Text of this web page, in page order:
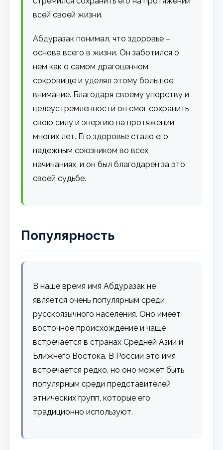
всей своей жизни.
Абдуразак понимал, что здоровье –
основа всего в жизни. Он заботился о
нем как о самом драгоценном
сокровище и уделял этому большое
внимание. Благодаря своему упорству и
целеустремленности он смог сохранить
свою силу и энергию на протяжении
многих лет. Его здоровье стало его
надежным союзником во всех
начинаниях, и он был благодарен за это
своей судьбе.
Популярность
В наше время имя Абдуразак не
является очень популярным среди
русскоязычного населения. Оно имеет
восточное происхождение и чаще
встречается в странах Средней Азии и
Ближнего Востока. В России это имя
встречается редко, но оно может быть
популярным среди представителей
этнических групп, которые его
традиционно используют.